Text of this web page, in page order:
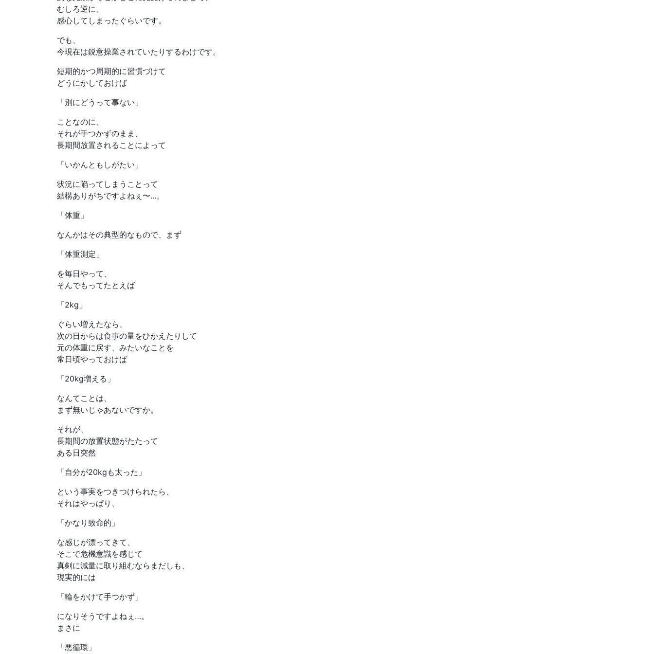
むしろ逆に、
感心してしまったぐらいです。
でも、
今現在は鋭意操業されていたりするわけです。
短期的かつ周期的に習慣づけて
どうにかしておけば
「別にどうって事ない」
ことなのに、
それが手つかずのまま、
長期間放置されることによって
「いかんともしがたい」
状況に陥ってしまうことって
結構ありがちですよねぇ〜…。
「体重」
なんかはその典型的なもので、まず
「体重測定」
を毎日やって、
そんでもってたとえば
「2kg」
ぐらい増えたなら、
次の日からは食事の量をひかえたりして
元の体重に戻す、みたいなことを
常日頃やっておけば
「20kg増える」
なんてことは、
まず無いじゃあないですか。
それが、
長期間の放置状態がたたって
ある日突然
「自分が20kgも太った」
という事実をつきつけられたら、
それはやっぱり、
「かなり致命的」
な感じが漂ってきて、
そこで危機意識を感じて
真剣に減量に取り組むならまだしも、
現実的には
「輪をかけて手つかず」
になりそうですよねぇ…。
まさに
「悪循環」